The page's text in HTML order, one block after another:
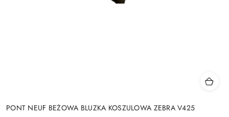
PONT NEUF BEŻOWA BLUZKA KOSZULOWA ZEBRA V425